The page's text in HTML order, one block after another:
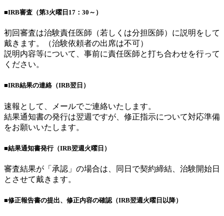
■IRB審査（第3火曜日17：30～）
初回審査は治験責任医師（若しくは分担医師）に説明をして
戴きます。（治験依頼者の出席は不可）
説明内容等について、事前に責任医師と打ち合わせを行って
ください。
■IRB結果の連絡（IRB翌日）
速報として、メールでご連絡いたします。
結果通知書の発行は翌週ですが、修正指示について対応準備
をお願いいたします。
■結果通知書発行（IRB翌週火曜日）
審査結果が「承認」の場合は、同日で契約締結、治験開始日
とさせて戴きます。
■修正報告書の提出、修正内容の確認（IRB翌週火曜日以降）